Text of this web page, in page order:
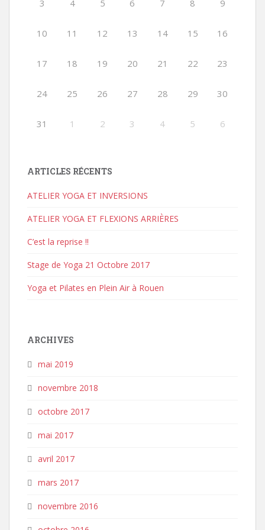
3 4 5 6 7 8 9
10 11 12 13 14 15 16
17 18 19 20 21 22 23
24 25 26 27 28 29 30
31 1 2 3 4 5 6
ARTICLES RÉCENTS
ATELIER YOGA ET INVERSIONS
ATELIER YOGA ET FLEXIONS ARRIÈRES
C’est la reprise !!
Stage de Yoga 21 Octobre 2017
Yoga et Pilates en Plein Air à Rouen
ARCHIVES
mai 2019
novembre 2018
octobre 2017
mai 2017
avril 2017
mars 2017
novembre 2016